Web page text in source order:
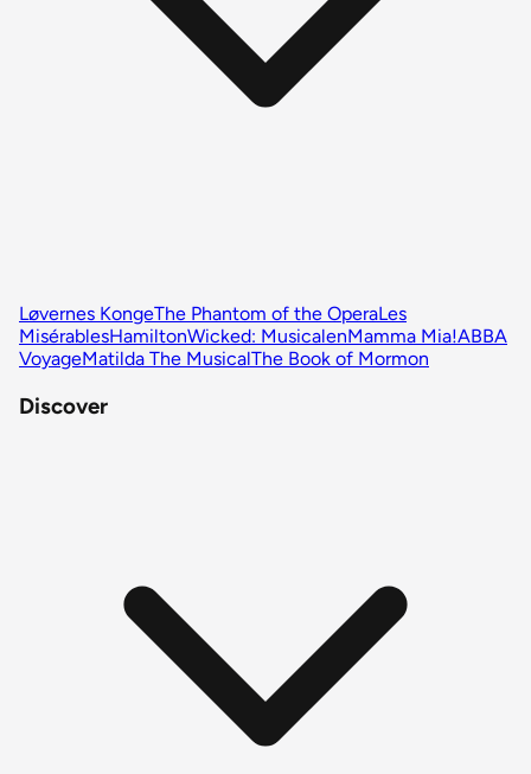
Løvernes KongeThe Phantom of the OperaLes
MisérablesHamiltonWicked: MusicalenMamma Mia!ABBA
VoyageMatilda The MusicalThe Book of Mormon
Discover